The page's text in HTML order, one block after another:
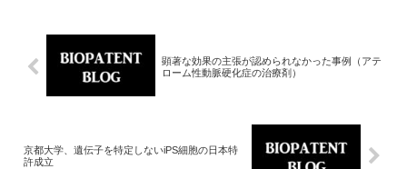
顕著な効果の主張が認められなかった事例（アテ
ローム性動脈硬化症の治療剤）
京都大学、遺伝子を特定しないiPS細胞の日本特
許成立